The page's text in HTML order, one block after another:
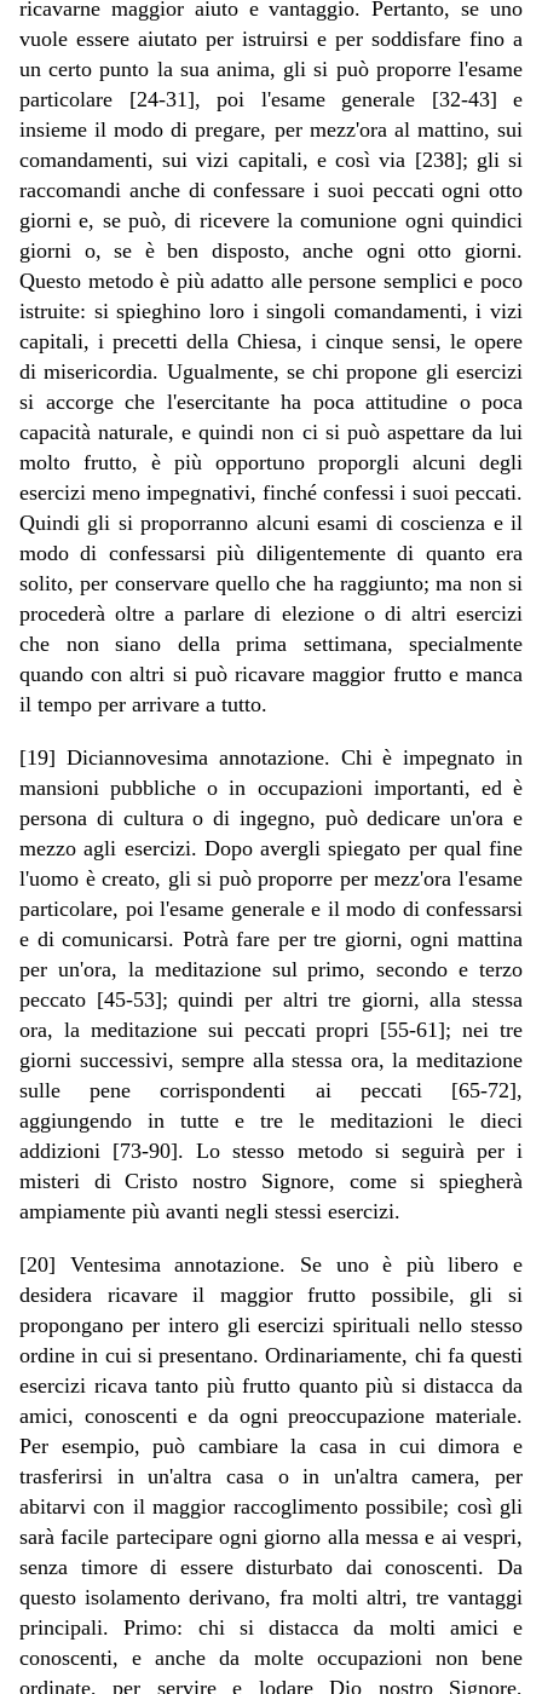
ricavarne maggior aiuto e vantaggio. Pertanto, se uno
vuole essere aiutato per istruirsi e per soddisfare fino a
un certo punto la sua anima, gli si può proporre l'esame
particolare [24-31], poi l'esame generale [32-43] e
insieme il modo di pregare, per mezz'ora al mattino, sui
comandamenti, sui vizi capitali, e così via [238]; gli si
raccomandi anche di confessare i suoi peccati ogni otto
giorni e, se può, di ricevere la comunione ogni quindici
giorni o, se è ben disposto, anche ogni otto giorni.
Questo metodo è più adatto alle persone semplici e poco
istruite: si spieghino loro i singoli comandamenti, i vizi
capitali, i precetti della Chiesa, i cinque sensi, le opere
di misericordia. Ugualmente, se chi propone gli esercizi
si accorge che l'esercitante ha poca attitudine o poca
capacità naturale, e quindi non ci si può aspettare da lui
molto frutto, è più opportuno proporgli alcuni degli
esercizi meno impegnativi, finché confessi i suoi peccati.
Quindi gli si proporranno alcuni esami di coscienza e il
modo di confessarsi più diligentemente di quanto era
solito, per conservare quello che ha raggiunto; ma non si
procederà oltre a parlare di elezione o di altri esercizi
che non siano della prima settimana, specialmente
quando con altri si può ricavare maggior frutto e manca
il tempo per arrivare a tutto.
[19] Diciannovesima annotazione. Chi è impegnato in
mansioni pubbliche o in occupazioni importanti, ed è
persona di cultura o di ingegno, può dedicare un'ora e
mezzo agli esercizi. Dopo avergli spiegato per qual fine
l'uomo è creato, gli si può proporre per mezz'ora l'esame
particolare, poi l'esame generale e il modo di confessarsi
e di comunicarsi. Potrà fare per tre giorni, ogni mattina
per un'ora, la meditazione sul primo, secondo e terzo
peccato [45-53]; quindi per altri tre giorni, alla stessa
ora, la meditazione sui peccati propri [55-61]; nei tre
giorni successivi, sempre alla stessa ora, la meditazione
sulle pene corrispondenti ai peccati [65-72],
aggiungendo in tutte e tre le meditazioni le dieci
addizioni [73-90]. Lo stesso metodo si seguirà per i
misteri di Cristo nostro Signore, come si spiegherà
ampiamente più avanti negli stessi esercizi.
[20] Ventesima annotazione. Se uno è più libero e
desidera ricavare il maggior frutto possibile, gli si
propongano per intero gli esercizi spirituali nello stesso
ordine in cui si presentano. Ordinariamente, chi fa questi
esercizi ricava tanto più frutto quanto più si distacca da
amici, conoscenti e da ogni preoccupazione materiale.
Per esempio, può cambiare la casa in cui dimora e
trasferirsi in un'altra casa o in un'altra camera, per
abitarvi con il maggior raccoglimento possibile; così gli
sarà facile partecipare ogni giorno alla messa e ai vespri,
senza timore di essere disturbato dai conoscenti. Da
questo isolamento derivano, fra molti altri, tre vantaggi
principali. Primo: chi si distacca da molti amici e
conoscenti, e anche da molte occupazioni non bene
ordinate, per servire e lodare Dio nostro Signore,